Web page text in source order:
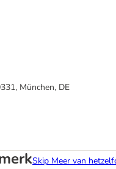
München, DE
Skip Meer van